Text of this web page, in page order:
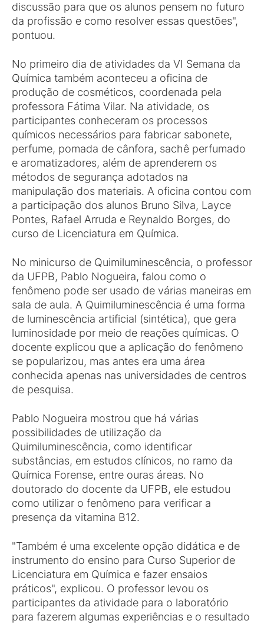
discussão para que os alunos pensem no futuro
da profissão e como resolver essas questões",
pontuou.
No primeiro dia de atividades da VI Semana da
Química também aconteceu a oficina de
produção de cosméticos, coordenada pela
professora Fátima Vilar. Na atividade, os
participantes conheceram os processos
químicos necessários para fabricar sabonete,
perfume, pomada de cânfora, sachê perfumado
e aromatizadores, além de aprenderem os
métodos de segurança adotados na
manipulação dos materiais. A oficina contou com
a participação dos alunos Bruno Silva, Layce
Pontes, Rafael Arruda e Reynaldo Borges, do
curso de Licenciatura em Química.
No minicurso de Quimiluminescência, o professor
da UFPB, Pablo Nogueira, falou como o
fenômeno pode ser usado de várias maneiras em
sala de aula. A Quimiluminescência é uma forma
de luminescência artificial (sintética), que gera
luminosidade por meio de reações químicas. O
docente explicou que a aplicação do fenômeno
se popularizou, mas antes era uma área
conhecida apenas nas universidades de centros
de pesquisa.
Pablo Nogueira mostrou que há várias
possibilidades de utilização da
Quimiluminescência, como identificar
substâncias, em estudos clínicos, no ramo da
Química Forense, entre ouras áreas. No
doutorado do docente da UFPB, ele estudou
como utilizar o fenômeno para verificar a
presença da vitamina B12.
"Também é uma excelente opção didática e de
instrumento do ensino para Curso Superior de
Licenciatura em Química e fazer ensaios
práticos", explicou. O professor levou os
participantes da atividade para o laboratório
para fazerem algumas experiências e o resultado